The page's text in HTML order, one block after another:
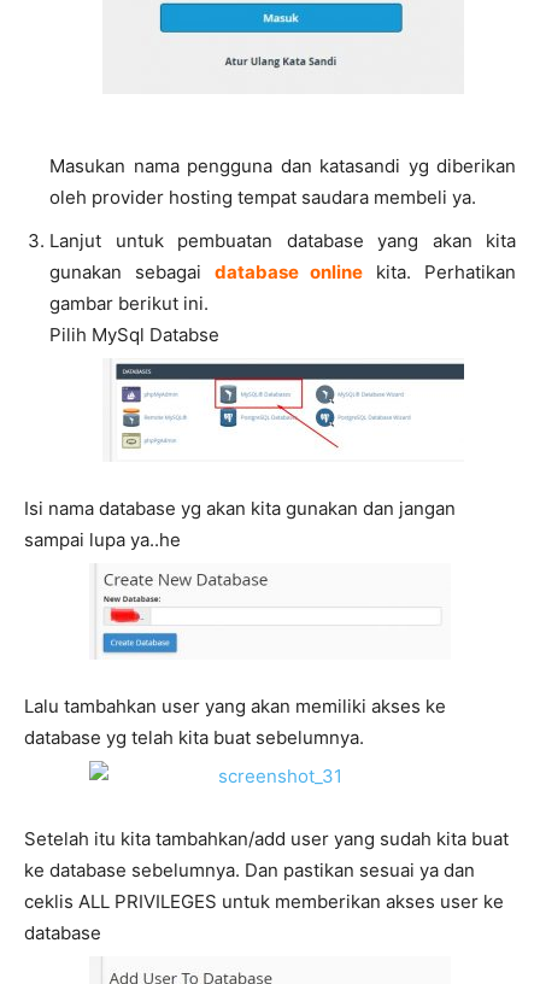
Masukan nama pengguna dan katasandi yg diberikan
oleh provider hosting tempat saudara membeli ya.
Lanjut untuk pembuatan database yang akan kita
gunakan sebagai database online
kita. Perhatikan
gambar berikut ini.
Pilih MySql Databse
Isi nama database yg akan kita gunakan dan jangan
sampai lupa ya..he
Lalu tambahkan user yang akan memiliki akses ke
database yg telah kita buat sebelumnya.
Setelah itu kita tambahkan/add user yang sudah kita buat
ke database sebelumnya. Dan pastikan sesuai ya dan
ceklis ALL PRIVILEGES untuk memberikan akses user ke
database